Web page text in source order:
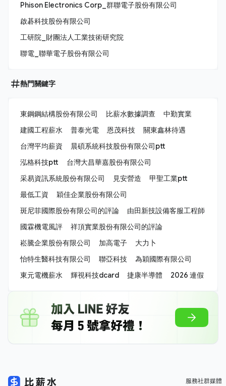
Phison Electronics Corp_群聯電子股份有限公司
啟碁科技股份有限公司
工研院_財團法人工業技術研究院
聯電_聯華電子股份有限公司
熱門關鍵字
東鋼鋼結構股份有限公司 比薪水數據調查
中勤實業
建國工程薪水
普泰光電 恩茂科技
關東鑫林待遇
台灣平均薪資
晨碩系統科技股份有限公司ptt
泓格科技ptt
台灣大昌華嘉股份有限公司
采易資訊系統股份有限公司
見安營造
甲聖工業ptt
最低工資
穎佳企業股份有限公司
斑尼菲國際股份有限公司的評論
由田新技設備客服工程師
國霖機電風評
祥頂實業股份有限公司的評論
崧騰企業股份有限公司
加高電子
大力卜
怡特生醫科技有限公司
聯亞科技
為穎國際有限公司
東元電機薪水
輝視科技dcard 捷康半導體 2026 連假
服務社群媒體